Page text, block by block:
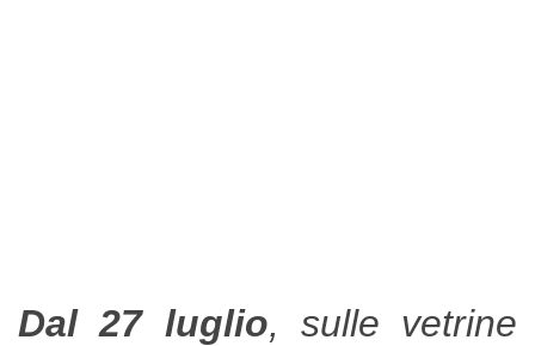
Dal 27 luglio, sulle vetrine